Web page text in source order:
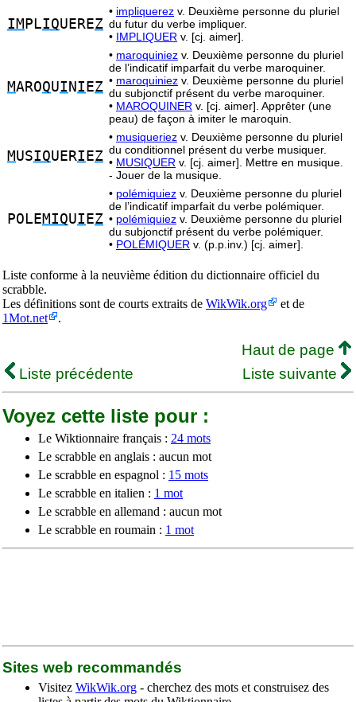
IM PLIQUEREZ
• impliquerez v. Deuxième personne du pluriel
du futur du verbe impliquer.
• IMPLIQUER v. [cj. aimer].
MAROQUI N I EZ
• maroquiniez v. Deuxième personne du pluriel
de l’indicatif imparfait du verbe maroquiner.
• maroquiniez v. Deuxième personne du pluriel
du subjonctif présent du verbe maroquiner.
• MAROQUINER v. [cj. aimer]. Apprêter (une
peau) de façon à imiter le maroquin.
MUSIQUERI EZ
• musiqueriez v. Deuxième personne du pluriel
du conditionnel présent du verbe musiquer.
• MUSIQUER v. [cj. aimer]. Mettre en musique.
- Jouer de la musique.
POLEMIQUI EZ
• polémiquiez v. Deuxième personne du pluriel
de l’indicatif imparfait du verbe polémiquer.
• polémiquiez v. Deuxième personne du pluriel
du subjonctif présent du verbe polémiquer.
• POLÉMIQUER v. (p.p.inv.) [cj. aimer].
Liste conforme à la neuvième édition du dictionnaire officiel du
scrabble.
Les définitions sont de courts extraits de WikWik.org
et de
1Mot.net
.
Haut de page
Liste précédente
Liste suivante
Voyez cette liste pour :
Le Wiktionnaire français : 24 mots
Le scrabble en anglais : aucun mot
Le scrabble en espagnol : 15 mots
Le scrabble en italien : 1 mot
Le scrabble en allemand : aucun mot
Le scrabble en roumain : 1 mot
Sites web recommandés
Visitez WikWik.org - cherchez des mots et construisez des